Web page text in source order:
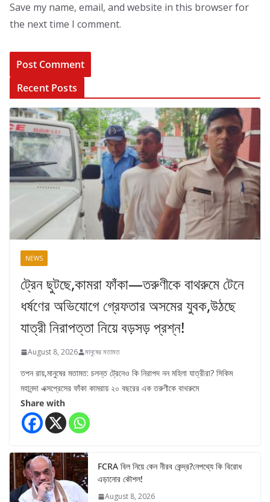
Save my name, email, and website in this browser for
the next time I comment.
Recent Posts
NEWS
ট্রেন ছুটছে,কামরা ফাঁকা—তরুণীকে বাথরুমে টেনে
ধর্ষণের অভিযোগে গ্রেফতার অসমের যুবক,উঠছে
যাত্রী নিরাপত্তা নিয়ে বড়সড় প্রশ্ন!
August 8, 2026 মানুষের মতামত
তপন রায়,মানুষের মতামত: চলন্ত ট্রেনেও কি নিরাপদ নন মহিলা যাত্রীরা? সিকিম
মহানন্দা এক্সপ্রেসের ফাঁকা কামরায় ২০ বছরের এক তরুণীকে বাথরুমে
Share with
FCRA বিল নিয়ে কেন নীরব কেন্দ্র?নেপথ্যে কি বিরোধ
এড়ানোর কৌশল!
August 8, 2026